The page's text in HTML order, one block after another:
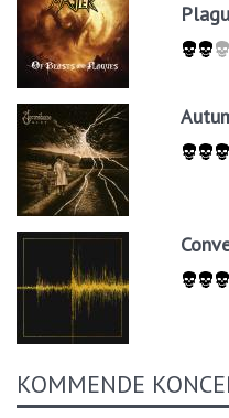
KOMMENDE